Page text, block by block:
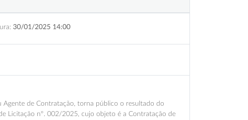
30/01/2025 14:00
de Contratação, torna público o resultado do
Licitação nº. 002/2025, cujo objeto é a Contratação de